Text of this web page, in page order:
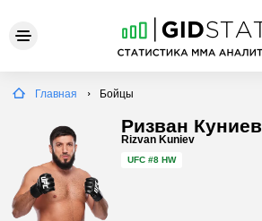
Главная Бойцы
Ризван Куниев
Rizvan Kuniev
UFC #8 HW